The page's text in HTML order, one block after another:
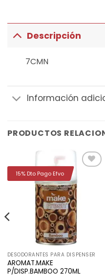
Descripción
7CMN
Información
PRODUCTOS
DESODORANTES PARA DISPENSER
AROMAT.MAKE
P/DISP.BAMBOO 270ML
15% Dto Pago Efvo